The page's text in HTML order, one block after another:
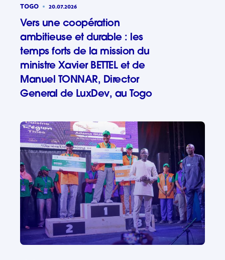
TOGO 20.07.2026
Vers une coopération
ambitieuse et durable : les
temps forts de la mission du
ministre Xavier BETTEL et de
Manuel TONNAR, Director
General de LuxDev, au Togo